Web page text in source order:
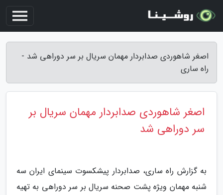
اصغر شاهوردی صدابردار مهمان سریال بر سر دوراهی شد -
راه ساری
اصغر شاهوردی صدابردار مهمان سریال بر
سر دوراهی شد
به گزارش راه ساری، صدابردار پیشکسوت سینمای ایران سه
شنبه مهمان ویژه پشت صحنه سریال بر سر دوراهی به تهیه